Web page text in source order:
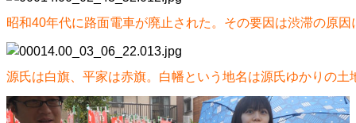
昭和40年代に路面電車が廃止された。その要因は渋滞の原因
源氏は白旗、平家は赤旗。白幡という地名は源氏ゆかりの土